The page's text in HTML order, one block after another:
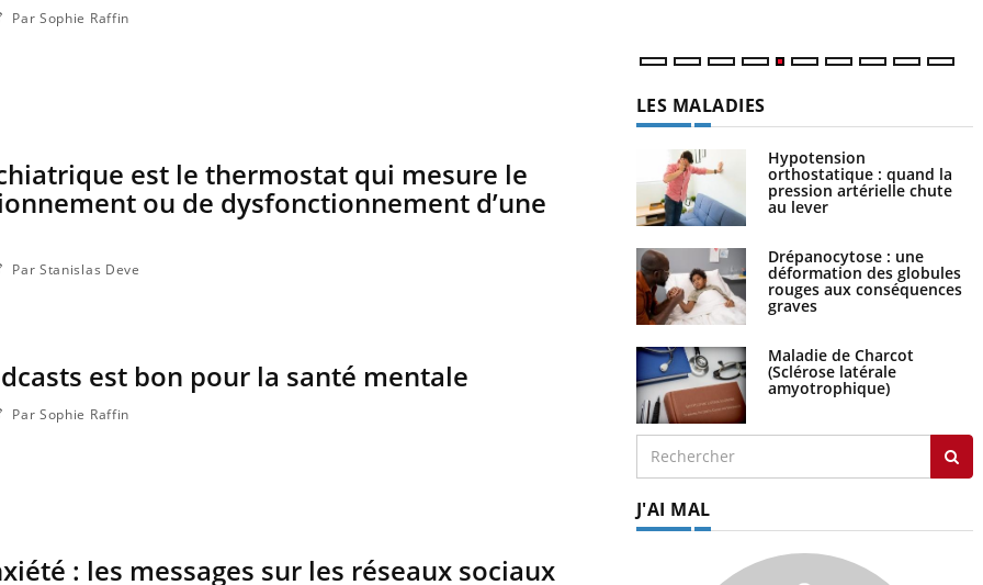
Par Sophie Raffin
est le thermostat qui mesure le
ou de dysfonctionnement d’une
Par Stanislas Deve
est bon pour la santé mentale
Par Sophie Raffin
: les messages sur les réseaux sociaux
LES MALADIES
Hypotension
orthostatique : quand la
pression artérielle chute
au lever
Drépanocytose : une
déformation des globules
rouges aux conséquences
graves
Maladie de Charcot
(Sclérose latérale
amyotrophique)
J'AI MAL